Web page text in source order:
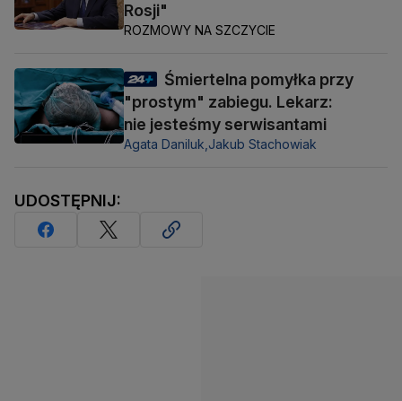
Rosji"
ROZMOWY NA SZCZYCIE
Śmiertelna pomyłka przy
"prostym" zabiegu. Lekarz:
nie jesteśmy serwisantami
Agata Daniluk, Jakub Stachowiak
UDOSTĘPNIJ: